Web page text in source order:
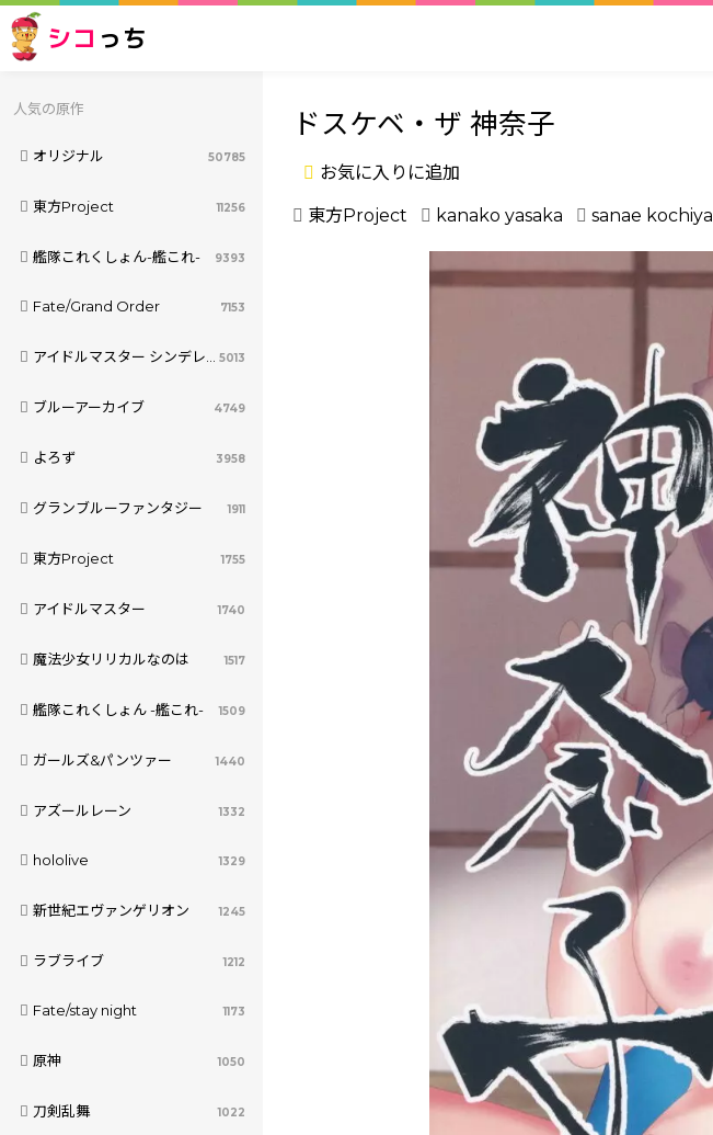
シコ っち
人気の原作
オリジナル 50785
東方Project 11256
艦隊これくしょん-艦これ- 9393
Fate/Grand Order 7153
アイドルマスター シンデレラガールズ 5013
ブルーアーカイブ 4749
よろず 3958
グランブルーファンタジー 1911
東方Project 1755
アイドルマスター 1740
魔法少女リリカルなのは 1517
艦隊これくしょん -艦これ- 1509
ガールズ&パンツァー 1440
アズールレーン 1332
hololive 1329
新世紀エヴァンゲリオン 1245
ラブライブ 1212
Fate/stay night 1173
原神 1050
刀剣乱舞 1022
ドスケベ・ザ 神奈子
お気に入りに追加
東方Project kanako yasaka sanae kochiya